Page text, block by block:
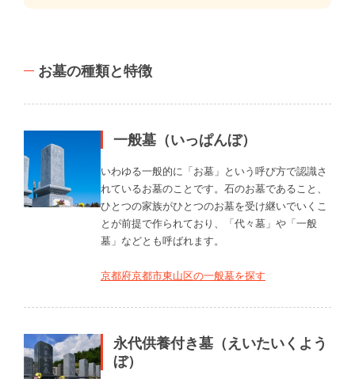
お墓の種類と特徴
一般墓（いっぱんぼ）
いわゆる一般的に「お墓」という呼び方で認識さ
れているお墓のことです。石のお墓であること、
ひとつの家族がひとつのお墓を受け継いでいくこ
とが前提で作られており、「代々墓」や「一般
墓」などとも呼ばれます。
京都府京都市東山区の一般墓を探す
永代供養付き墓（えいたいくよう
ぼ）